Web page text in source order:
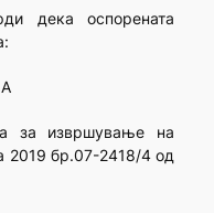
дека оспорената
за извршување на
2019 бр.07-2418/4 од